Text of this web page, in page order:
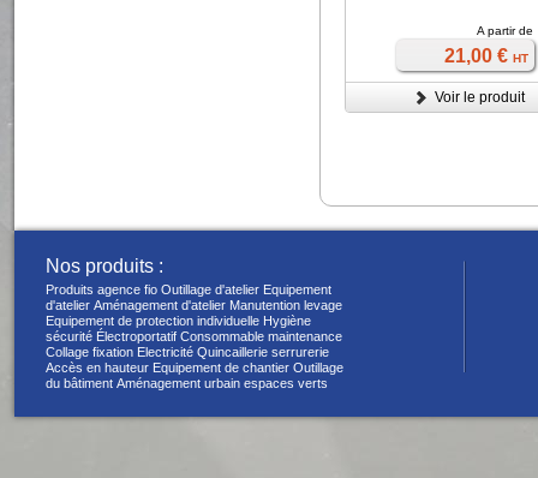
A partir de
21,00 € HT
Voir le produit
Nos produits :
Produits agence fio Outillage d'atelier Equipement
d'atelier Aménagement d'atelier Manutention levage
Equipement de protection individuelle Hygiène
sécurité Électroportatif Consommable maintenance
Collage fixation Electricité Quincaillerie serrurerie
Accès en hauteur Equipement de chantier Outillage
du bâtiment Aménagement urbain espaces verts